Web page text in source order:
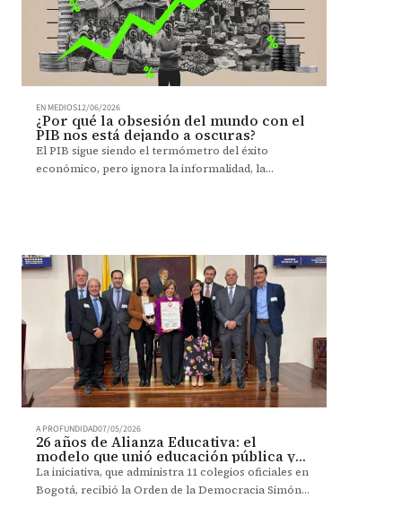
EN MEDIOS12/06/2026
¿Por qué la obsesión del mundo con el
PIB nos está dejando a oscuras?
El PIB sigue siendo el termómetro del éxito
económico, pero ignora la informalidad, la
2027. Pero ¿Colombia hará caso?
A PROFUNDIDAD07/05/2026
26 años de Alianza Educativa: el
modelo que unió educación pública y
privada
La iniciativa, que administra 11 colegios oficiales en
Bogotá, recibió la Orden de la Democracia Simón